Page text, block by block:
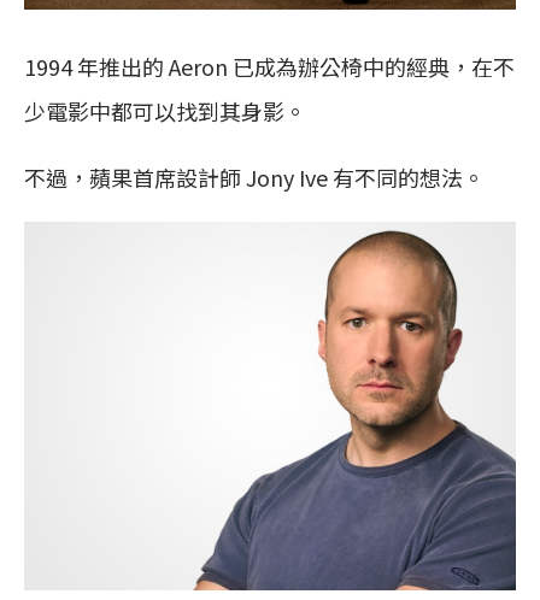
1994 年推出的 Aeron 已成為辦公椅中的經典，在不
少電影中都可以找到其身影。
不過，蘋果首席設計師 Jony Ive 有不同的想法。